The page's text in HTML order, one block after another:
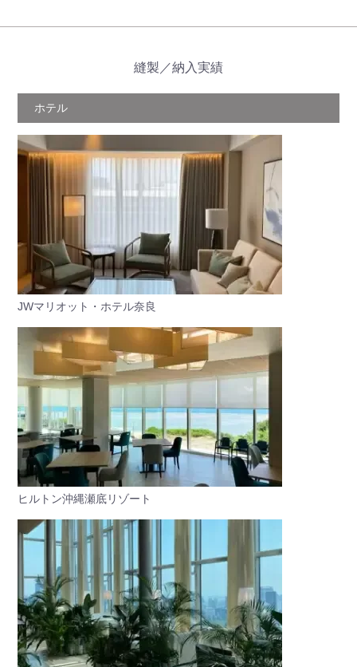
縫製／納入実績
ホテル
JWマリオット・ホテル奈良
ヒルトン沖縄瀬底リゾート